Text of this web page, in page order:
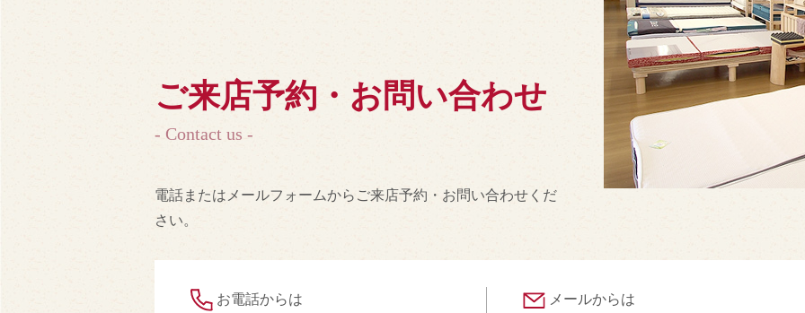
ご来店予約・お問い合わせ
- Contact us -
電話またはメールフォームからご来店予約・お問い合わせくだ
さい。
お電話からは メールからは